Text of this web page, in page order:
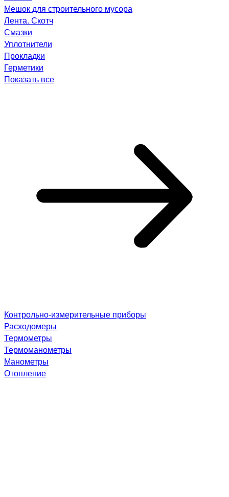
Мешок для строительного мусора
Лента. Скотч
Смазки
Уплотнители
Прокладки
Герметики
Показать все
Контрольно-измерительные приборы
Расходомеры
Термометры
Термоманометры
Манометры
Отопление